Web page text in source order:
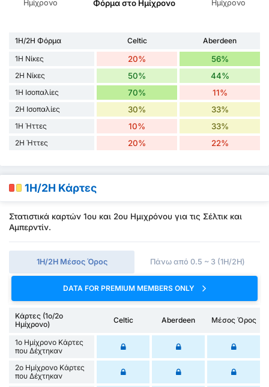
Ημίχρονο
Φόρμα στο Ημίχρονο
Ημίχρονο
1H/2H Φόρμα Celtic
Aberdeen
1H Νίκες
20% 56%
2H Νίκες 50% 44%
1H Ισοπαλίες 70% 11%
2H Ισοπαλίες 30% 33%
1H Ήττες 10% 33%
2H Ήττες 20% 22%
1H/2H Κάρτες
Στατιστικά καρτών 1ου και 2ου Ημιχρόνου για τις Σέλτικ και
Αμπερντίν.
1Η/2Η Μέσος Όρος Πάνω από 0.5 ~ 3 (1H/2H)
DATA FOR PREMIUM MEMBERS ONLY
Κάρτες (1ο/2ο
Ημίχρονο)
Celtic Aberdeen Μέσος Όρος
1ο Ημίχρονο Κάρτες
που Δέχτηκαν
2ο Ημίχρονο Κάρτες
που Δέχτηκαν